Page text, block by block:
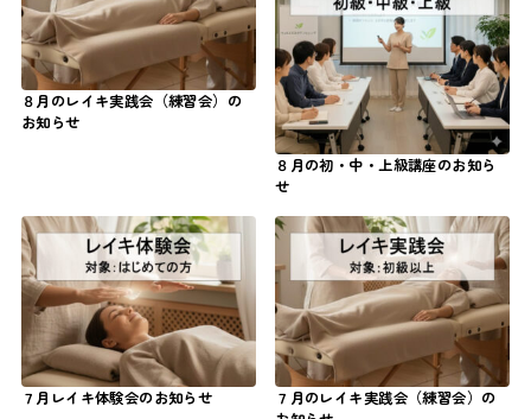
８月のレイキ実践会（練習会）の
お知らせ
８月の初・中・上級講座のお知ら
せ
７月レイキ体験会のお知らせ
７月のレイキ実践会（練習会）の